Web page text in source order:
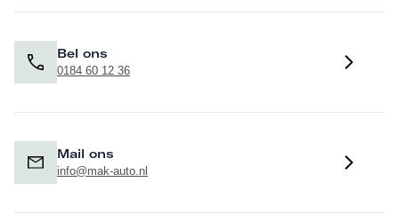
Bel ons
0184 60 12 36
Mail ons
info@mak-auto.nl